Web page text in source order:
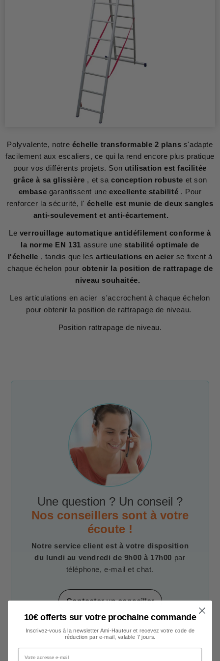
Polyvalente, notre échelle transformable 2 plans s'adapte
facilement aux escaliers, ce qui la rend encore plus pratique
pour vos différents projets. Son utilisation est facilitée
grâce à sa glissière , et saconception robuste et son
embase garantissent uneexcellente stabilité . Pour
renforcer la sécurité, l' échelle est munie de deux sangles
anti-soulevement et anti-écartement.
Le verrouillage automatique antidéfilement conforme à
la norme EN 131 assure une stabilité optimale de
l'échelle , tandis que les articulations en acier se fixent à
chaque échelon pour obtenir la position de rattrapage de
niveau souhaitée.
Les articulations en acier s'accrochent à chaque échelon
pour obtenir la position de rattrapage de niveau.
Position rattrapage de niveau.
Une question ? Un conseil ?
Nos conseillers sont à votre
écoute !
Notre service client est à votre disposition
du lundi au vendredi de 9h00 à 17h00 par
téléphone, e-mail et chat.
Contacter un conseiller
10€ offerts sur votre prochaine commande
Inscrivez-vous à la newsletter Ami-Hauteur et recevez votre code de
réduction par e-mail, valable 7 jours.
Votre adresse e-mail